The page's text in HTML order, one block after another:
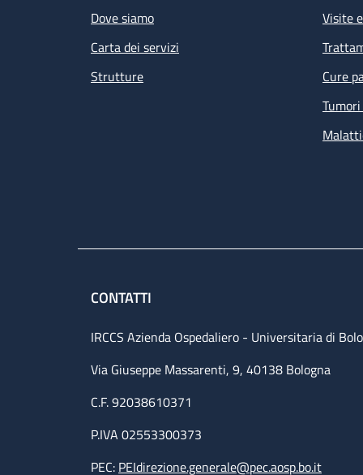
Dove siamo
Carta dei servizi
Strutture
Visite
Cure
CONTATTI
IRCCS Azienda Ospedaliero - Universitaria di
Via Giuseppe Massarenti, 9, 40138 Bologna
C.F. 92038610371
P.IVA 02553300373
PEC: PEIdirezione.generale@pec.aosp.bo.it